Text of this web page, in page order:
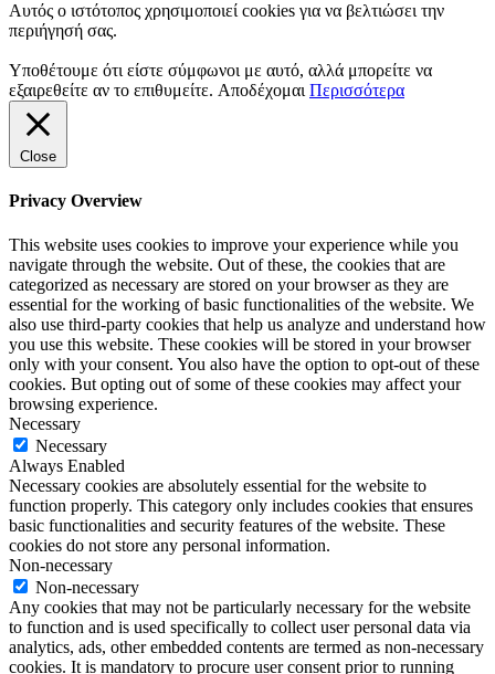
Αυτός ο ιστότοπος χρησιμοποιεί cookies για να βελτιώσει την
περιήγησή σας.
Υποθέτουμε ότι είστε σύμφωνοι με αυτό, αλλά μπορείτε να
εξαιρεθείτε αν το επιθυμείτε. Αποδέχομαι Περισσότερα
Close
Privacy Overview
This website uses cookies to improve your experience while you
navigate through the website. Out of these, the cookies that are
categorized as necessary are stored on your browser as they are
essential for the working of basic functionalities of the website. We
also use third-party cookies that help us analyze and understand how
you use this website. These cookies will be stored in your browser
only with your consent. You also have the option to opt-out of these
cookies. But opting out of some of these cookies may affect your
browsing experience.
Necessary
Necessary
Always Enabled
Necessary cookies are absolutely essential for the website to
function properly. This category only includes cookies that ensures
basic functionalities and security features of the website. These
cookies do not store any personal information.
Non-necessary
Non-necessary
Any cookies that may not be particularly necessary for the website
to function and is used specifically to collect user personal data via
analytics, ads, other embedded contents are termed as non-necessary
cookies. It is mandatory to procure user consent prior to running